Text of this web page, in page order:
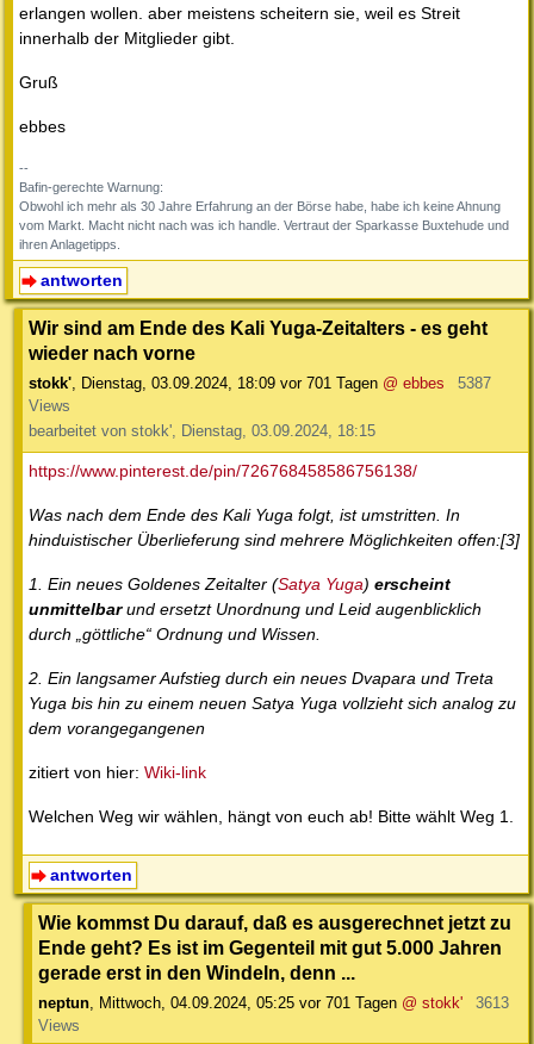
erlangen wollen. aber meistens scheitern sie, weil es Streit
innerhalb der Mitglieder gibt.
Gruß
ebbes
--
Bafin-gerechte Warnung:
Obwohl ich mehr als 30 Jahre Erfahrung an der Börse habe, habe ich keine Ahnung
vom Markt. Macht nicht nach was ich handle. Vertraut der Sparkasse Buxtehude und
ihren Anlagetipps.
antworten
Wir sind am Ende des Kali Yuga-Zeitalters - es geht
wieder nach vorne
stokk', Dienstag, 03.09.2024, 18:09 vor 701 Tagen @ ebbes
5387
Views
bearbeitet von stokk', Dienstag, 03.09.2024, 18:15
https://www.pinterest.de/pin/726768458586756138/
Was nach dem Ende des Kali Yuga folgt, ist umstritten. In
hinduistischer Überlieferung sind mehrere Möglichkeiten offen:[3]
1. Ein neues Goldenes Zeitalter (Satya Yuga) erscheint
unmittelbarund ersetzt Unordnung und Leid augenblicklich
durch „göttliche“ Ordnung und Wissen.
2. Ein langsamer Aufstieg durch ein neues Dvapara und Treta
Yuga bis hin zu einem neuen Satya Yuga vollzieht sich analog zu
dem vorangegangenen
zitiert von hier: Wiki-link
Welchen Weg wir wählen, hängt von euch ab! Bitte wählt Weg 1.
antworten
Wie kommst Du darauf, daß es ausgerechnet jetzt zu
Ende geht? Es ist im Gegenteil mit gut 5.000 Jahren
gerade erst in den Windeln, denn ...
neptun, Mittwoch, 04.09.2024, 05:25 vor 701 Tagen @ stokk'
3613
Views